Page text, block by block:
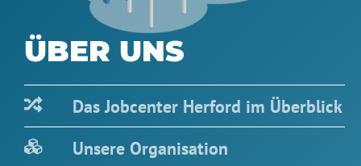
ÜBER UNS
Das Jobcenter Herford im Überblick
Unsere Organisation